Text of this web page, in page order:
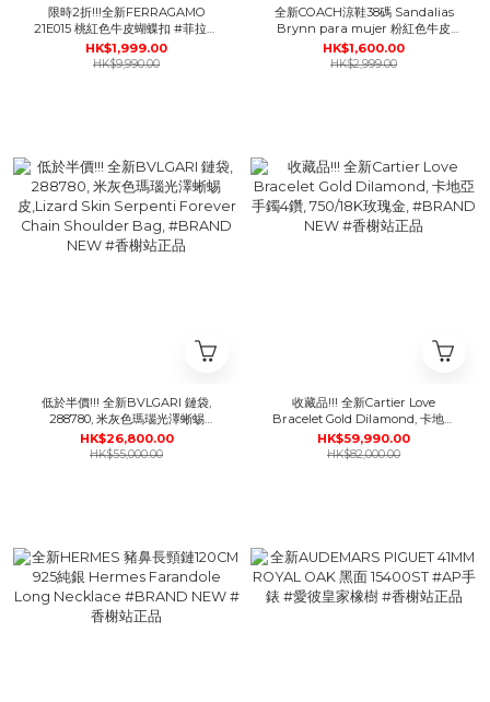
限時2折!!!全新FERRAGAMO
21E015 桃紅色牛皮蝴蝶扣 #菲拉格
慕 #BRAND NEW #香榭站正品
HK$1,999.00
HK$9,990.00
全新COACH涼鞋38碼 Sandalias
Brynn para mujer 粉紅色牛皮
#BRAND NEW #香榭站正品
HK$1,600.00
HK$2,999.00
低於半價!!! 全新BVLGARI 鏈袋,
288780, 米灰色瑪瑙光澤蜥蜴
皮,Lizard Skin Serpenti Forever
Chain Shoulder Bag, #BRAND
HK$26,800.00
HK$55,000.00
收藏品!!! 全新Cartier Love
Bracelet Gold DiIamond, 卡地亞
手鐲4鑽, 750/18K玫瑰金, #BRAND
NEW #香榭站正品
HK$59,990.00
HK$82,000.00